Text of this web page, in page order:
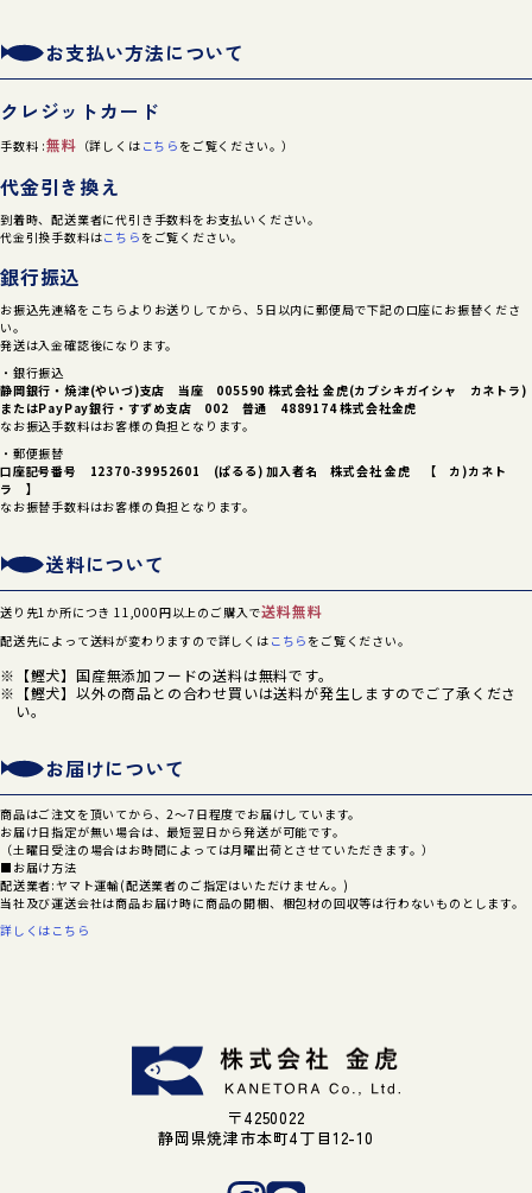
〒4250022
静岡県焼津市本町4丁目12-10
お支払い方法について
クレジットカード
手数料 :無料 （詳しくは こちら をご覧ください。）
代金引き換え
到着時、配送業者に代引き手数料をお支払いください。
代金引換手数料はこちら をご覧ください。
銀行振込
お振込先連絡をこちらよりお送りしてから、5日以内に郵便局で下記の口座にお振替くださ
い。
発送は入金確認後になります。
・銀行振込
静岡銀行・焼津(やいづ)支店 当座 005590 株式会社 金虎(カブシキガイシャ カネトラ)
またはPayPay銀行・すずめ支店 002 普通 4889174 株式会社金虎
なお振込手数料はお客様の負担となります。
・郵便振替
口座記号番号 12370-39952601 (ぱるる) 加入者名 株式会社 金虎 【 カ)カネト
ラ 】
なお振替手数料はお客様の負担となります。
送料について
送り先1か所につき 11,000円以上のご購入で送料無料
配送先によって送料が変わりますので詳しくは こちら をご覧ください。
【鰹犬】国産無添加フードの送料は無料です。
【鰹犬】以外の商品との合わせ買いは送料が発生しますのでご了承くださ
い。
お届けについて
商品はご注文を頂いてから、2～7日程度でお届けしています。
お届け日指定が無い場合は、最短翌日から発送が可能です。
（土曜日受注の場合はお時間によっては月曜出荷とさせていただきます。）
■お届け方法
配送業者:ヤマト運輸(配送業者のご指定はいただけません。)
当社及び運送会社は商品お届け時に商品の開梱、梱包材の回収等は行わないものとします。
詳しくはこちら